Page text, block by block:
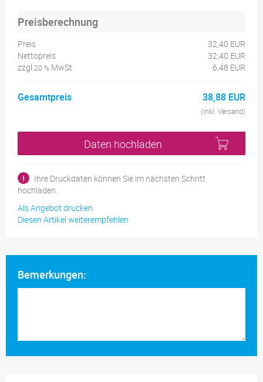
Preisberechnung
Preis
32,40 EUR
Nettopreis
32,40 EUR
zzgl. 20 % MwSt 6,48 EUR
Gesamtpreis 38,88 EUR
(inkl. Versand)
Daten hochladen
!
Ihre Druckdaten können Sie im nächsten Schritt
hochladen.
Als Angebot drucken
Diesen Artikel weiterempfehlen
Bemerkungen: